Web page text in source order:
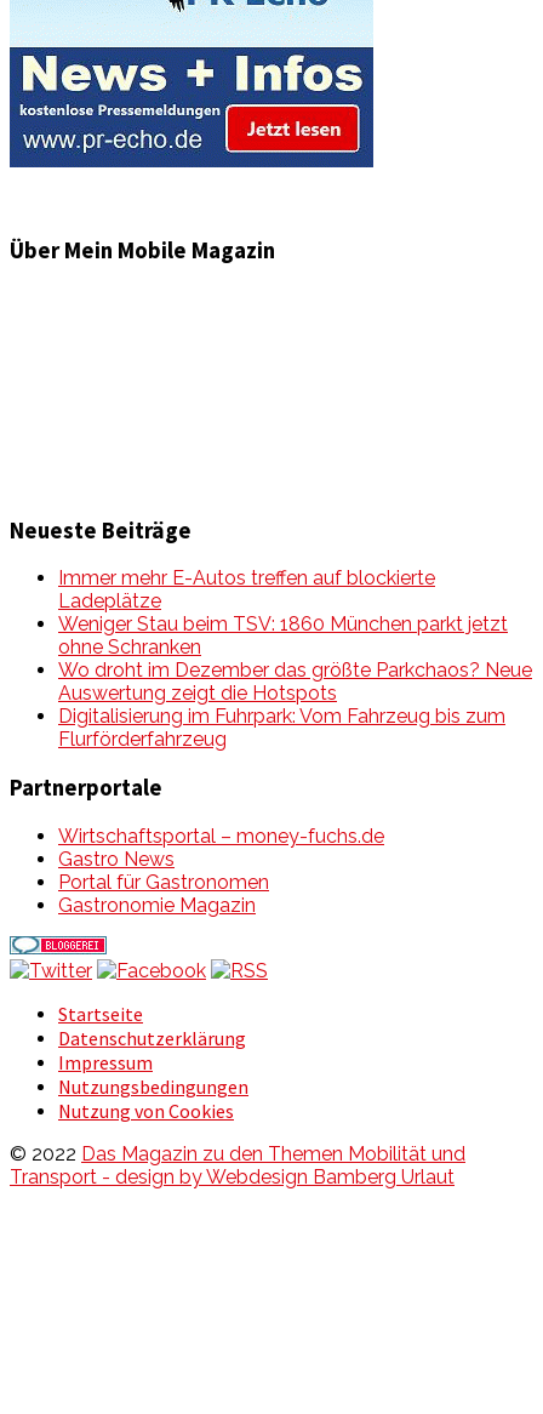
Über Mein Mobile Magazin
Neueste Beiträge
Immer mehr E-Autos treffen auf blockierte
Ladeplätze
Weniger Stau beim TSV: 1860 München parkt jetzt
ohne Schranken
Wo droht im Dezember das größte Parkchaos? Neue
Auswertung zeigt die Hotspots
Digitalisierung im Fuhrpark: Vom Fahrzeug bis zum
Flurförderfahrzeug
Partnerportale
Wirtschaftsportal – money-fuchs.de
Gastro News
Portal für Gastronomen
Gastronomie Magazin
Startseite
Datenschutzerklärung
Impressum
Nutzungsbedingungen
Nutzung von Cookies
© 2022 Das Magazin zu den Themen Mobilität und
Transport - design by Webdesign Bamberg Urlaut